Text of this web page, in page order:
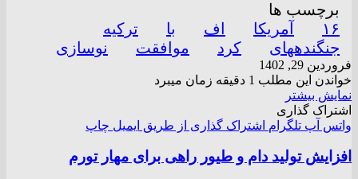
برچسب ها
۱۶
آمریکا اف با
ترکیه
جنگندههای
کرد موافقت نوسازی
فروردین 29, 1402
خواندن این مطلب 1 دقیقه زمان میبرد
نمایش بیشتر
اشتراک گذاری
واتس آپ تلگرام اشتراک گذاری از طریق ایمیل چاپ
افزایش تولید دام و طیور راهی برای مهار تورم